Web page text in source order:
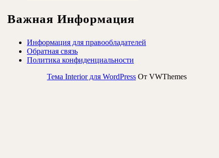
Важная Информация
Информация для правообладателей
Обратная связь
Политика конфиденциальности
Тема Interior для WordPress От VWThemes